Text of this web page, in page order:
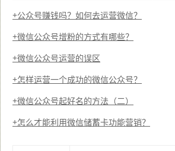
公众号赚钱吗？如何去运营微信？
微信公众号增粉的方式有哪些？
微信公众号运营的误区
怎样运营一个成功的微信公众号？
微信公众号起好名的方法（二）
怎么才能利用微信储蓄卡功能营销？